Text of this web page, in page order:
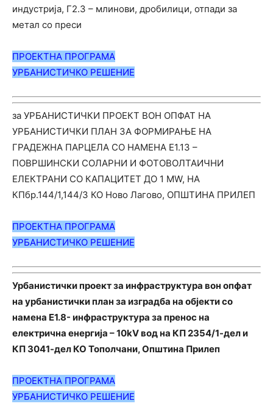
индустрија, Г2.3 – млинови, дробилици, отпади за
метал со преси
ПРОЕКТНА ПРОГРАМА
УРБАНИСТИЧКО РЕШЕНИЕ
за УРБАНИСТИЧКИ ПРОЕКТ ВОН ОПФАТ НА
УРБАНИСТИЧКИ ПЛАН ЗА ФОРМИРАЊЕ НА
ГРАДЕЖНA ПАРЦЕЛA СО НАМЕНА Е1.13 –
ПОВРШИНСКИ СОЛАРНИ И ФОТОВОЛТАИЧНИ
ЕЛЕКТРАНИ СО КАПАЦИТЕТ ДО 1 МW, НА
КПбр.144/1,144/3 КО Ново Лагово, ОПШТИНА ПРИЛЕП
ПРОЕКТНА ПРОГРАМА
УРБАНИСТИЧКО РЕШЕНИЕ
Урбанистички проект за инфраструктура вон опфат
на урбанистички план за изградба на објекти со
намена Е1.8- инфраструктура за пренос на
електрична енергија – 10kV вод на КП 2354/1-дел и
КП 3041-дел КО Тополчани, Општина Прилеп
ПРОЕКТНА ПРОГРАМА
УРБАНИСТИЧКО РЕШЕНИЕ